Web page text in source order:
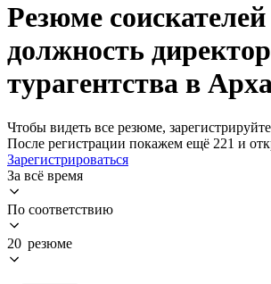
Резюме
должность
турагентства в
Чтобы видеть все резюме,
После регистрации покажем ещё 221 и
Зарегистрироваться
За всё время
По соответствию
20 резюме